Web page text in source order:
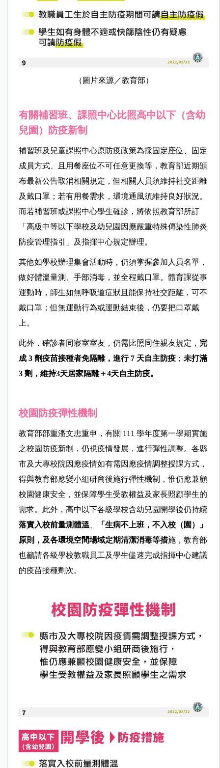
（圖片來源／教育部）
有關補習班、課照中心比照高中以下（含幼
兒園）防疫新制
補習班及兒童課照中心原防疫政策為採固定座位、固定
成員方式、且用餐座位不可任意更換等，教育部近期頒
布最新公告取消相關規定，但相關人員須維持社交距離
及戴口罩；若有用餐需求，環境通風須維持良好狀況。
而若補習班或課照中心學生確診，將依照教育部所訂
「高級中等以下學校及幼兒園因應嚴重特殊傳染性肺炎
防疫管理指引」及指揮中心規定辦理。
其他如學校辦理集會活動時，仍須掌握參加人員名單，
做好體溫量測、手部消毒，並全程戴口罩。體育課從事
運動時，師生如無呼吸道症狀且能保持社交距離，可不
戴口罩；但無運動行為或運動結束後，仍要把口罩戴
上。
此外，確診者同寢室室友，仍需比照同住親友規定， 完
成 3 劑疫苗接種者免隔離，進行 7 天自主防疫； 未打滿
3 劑，維持3天居家隔離＋4天自主防疫。
校園防疫彈性機制
教育部部重潘文忠重申，有關 111 學年度第一學期實施
之校園防疫新制，仍視疫情發展，進行彈性調整。各縣
市及大專校院因應疫情如有需因應疫情調整授課方式，
得與教育部應變小組研商後施行彈性機制，惟仍應兼顧
校園健康安全，並保障學生受教權益及家長照顧學生的
需求。此外，高中以下各級學校含幼兒園開學後仍持續
落實入校前量測體溫
「生病不上班，不入校（園）」
原則，及各環境空間場域定期清潔消毒等措施，教育部
也籲請各級學校教職員工及學生儘速完成指揮中心建議
的疫苗接種劑次。